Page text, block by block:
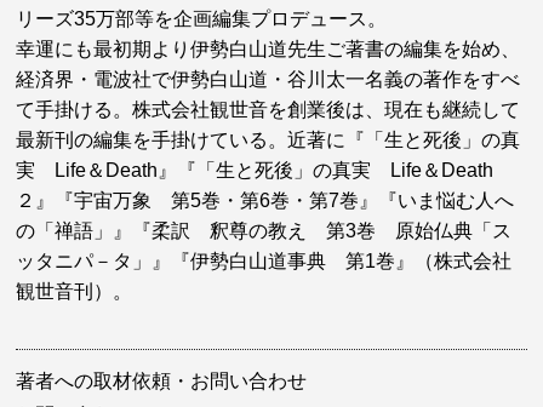
リーズ35万部等を企画編集プロデュース。
幸運にも最初期より伊勢白山道先生ご著書の編集を始め、
経済界・電波社で伊勢白山道・谷川太一名義の著作をすべ
て手掛ける。株式会社観世音を創業後は、現在も継続して
最新刊の編集を手掛けている。近著に『「生と死後」の真
実 Life＆Death』『「生と死後」の真実 Life＆Death
２』『宇宙万象 第5巻・第6巻・第7巻』『いま悩む人へ
の「禅語」』『柔訳 釈尊の教え 第3巻 原始仏典「ス
ッタニパ－タ」』『伊勢白山道事典 第1巻』（株式会社
観世音刊）。
著者への取材依頼・お問い合わせ